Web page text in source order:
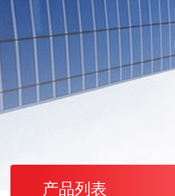
产品列表